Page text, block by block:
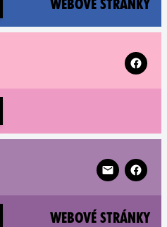
Webové stránky
Follow
Follow XR
Webové stránky